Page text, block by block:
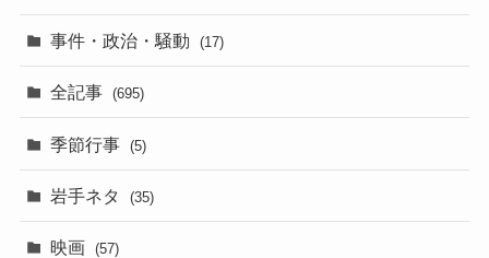
事件・政治・騒動 (17)
全記事 (695)
季節行事 (5)
岩手ネタ (35)
映画 (57)